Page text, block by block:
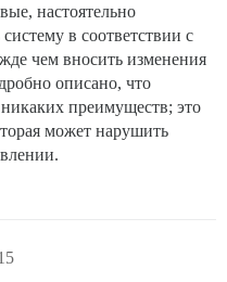
настоятельно
в соответствии с
чем вносить изменения
описано, что
преимуществ; это
может нарушить